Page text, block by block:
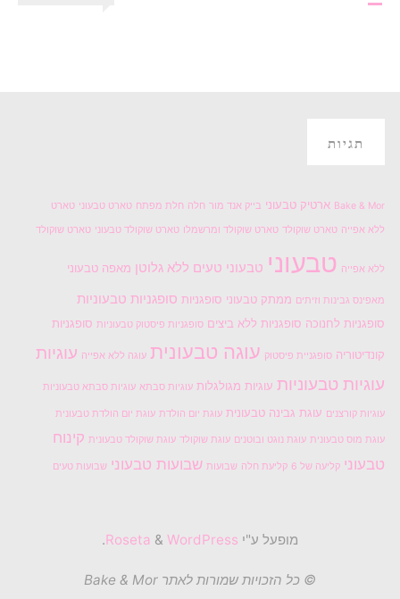
תגיות
Bake & Mor ארטיק טבעוני בייק אנד מור חלה חלת מפתח טארט טבעוני טארט
ללא אפייה טארט שוקולד טארט שוקולד ומרשמלו טארט שוקולד טבעוני טארט שוקולד
ללא אפייה טבעוני טבעוני טעים ללא גלוטן מאפה טבעוני
מאפינס גבינות וזיתים ממתק טבעוני סופגניות סופגניות טבעוניות
סופגניות לחנוכה סופגניות ללא ביצים סופגניות פיסטוק טבעוניות סופגניות
קונדיטוריה סופגניית פיסטוק עוגה טבעונית עוגה ללא אפייה עוגיות
עוגיות טבעוניות עוגיות מגולגלות עוגיות סבתא עוגיות סבתא טבעוניות
עוגיות קורצנים עוגת גבינה טבעונית עוגת יום הולדת עוגת יום הולדת טבעונית
עוגת מוס טבעונית עוגת נוגט ובוטנים עוגת שוקולד עוגת שוקולד טבעונית קינוח
טבעוני קליעה של 6 קליעת חלה שבועות שבועות טבעוני שבועות טעים
מופעל ע"י & WordPress
.
© כל הזכויות שמורות לאתר Bake & Mor